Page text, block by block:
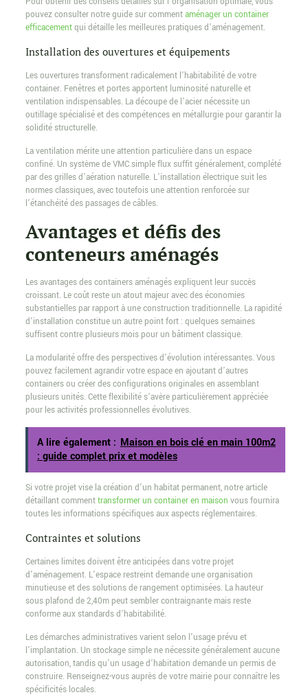
pouvez consulter notre guide sur commentaménager un container
efficacementqui détaille les meilleures pratiques d’aménagement.
Installation des ouvertures et équipements
Les ouvertures transforment radicalement l’habitabilité de votre
container. Fenêtres et portes apportent luminosité naturelle et
ventilation indispensables. La découpe de l’acier nécessite un
outillage spécialisé et des compétences en métallurgie pour garantir la
solidité structurelle.
La ventilation mérite une attention particulière dans un espace
confiné. Un système de VMC simple flux suffit généralement, complété
par des grilles d’aération naturelle. L’installation électrique suit les
normes classiques, avec toutefois une attention renforcée sur
l’étanchéité des passages de câbles.
Avantages et défis des
conteneurs aménagés
Les avantages des containers aménagés expliquent leur succès
croissant. Le coût reste un atout majeur avec des économies
substantielles par rapport à une construction traditionnelle. La rapidité
d’installation constitue un autre point fort : quelques semaines
suffisent contre plusieurs mois pour un bâtiment classique.
La modularité offre des perspectives d’évolution intéressantes. Vous
pouvez facilement agrandir votre espace en ajoutant d’autres
containers ou créer des configurations originales en assemblant
plusieurs unités. Cette flexibilité s’avère particulièrement appréciée
pour les activités professionnelles évolutives.
A lire également : Maison en bois clé en main 100m2
: guide complet prix et modèles
Si votre projet vise la création d’un habitat permanent, notre article
détaillant commenttransformer un container en maison vous fournira
toutes les informations spécifiques aux aspects réglementaires.
Contraintes et solutions
Certaines limites doivent être anticipées dans votre projet
d’aménagement. L’espace restreint demande une organisation
minutieuse et des solutions de rangement optimisées. La hauteur
sous plafond de 2,40m peut sembler contraignante mais reste
conforme aux standards d’habitabilité.
Les démarches administratives varient selon l’usage prévu et
l’implantation. Un stockage simple ne nécessite généralement aucune
autorisation, tandis qu’un usage d’habitation demande un permis de
construire. Renseignez-vous auprès de votre mairie pour connaître les
spécificités locales.